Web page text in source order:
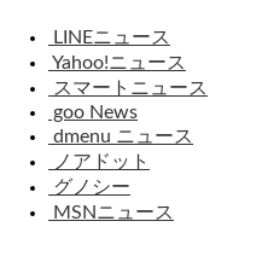
LINEニュース
Yahoo!ニュース
スマートニュース
goo News
dmenu ニュース
ノアドット
グノシー
MSNニュース